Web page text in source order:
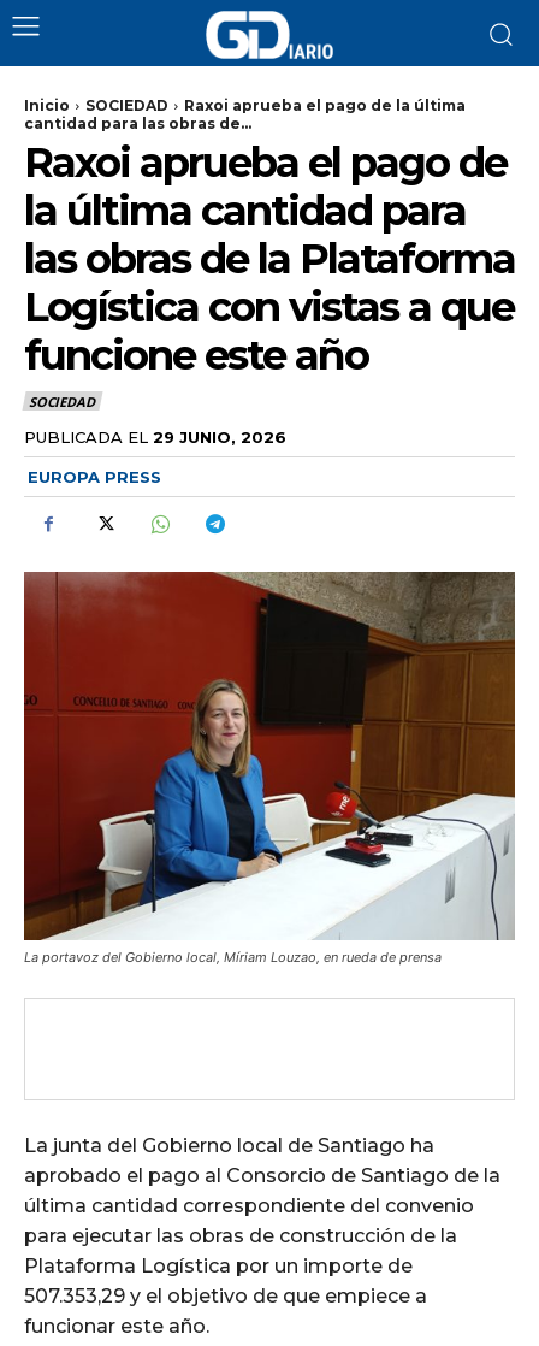
Inicio SOCIEDAD
Raxoi aprueba el pago de la última
cantidad para las obras de...
Raxoi aprueba el pago de
la última cantidad para
las obras de la Plataforma
Logística con vistas a que
funcione este año
SOCIEDAD
PUBLICADA EL 29 JUNIO, 2026
EUROPA PRESS
La portavoz del Gobierno local, Míriam Louzao, en rueda de prensa
La junta del Gobierno local de Santiago ha
aprobado el pago al Consorcio de Santiago de la
última cantidad correspondiente del convenio
para ejecutar las obras de construcción de la
Plataforma Logística por un importe de
507.353,29 y el objetivo de que empiece a
funcionar este año.